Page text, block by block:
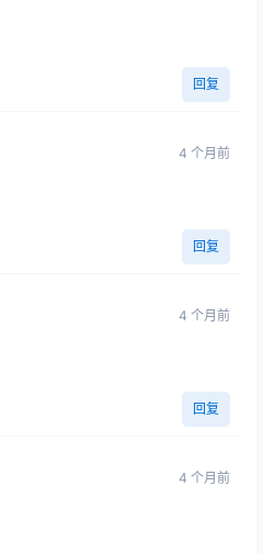
回复
4 个月前
回复
4 个月前
回复
4 个月前